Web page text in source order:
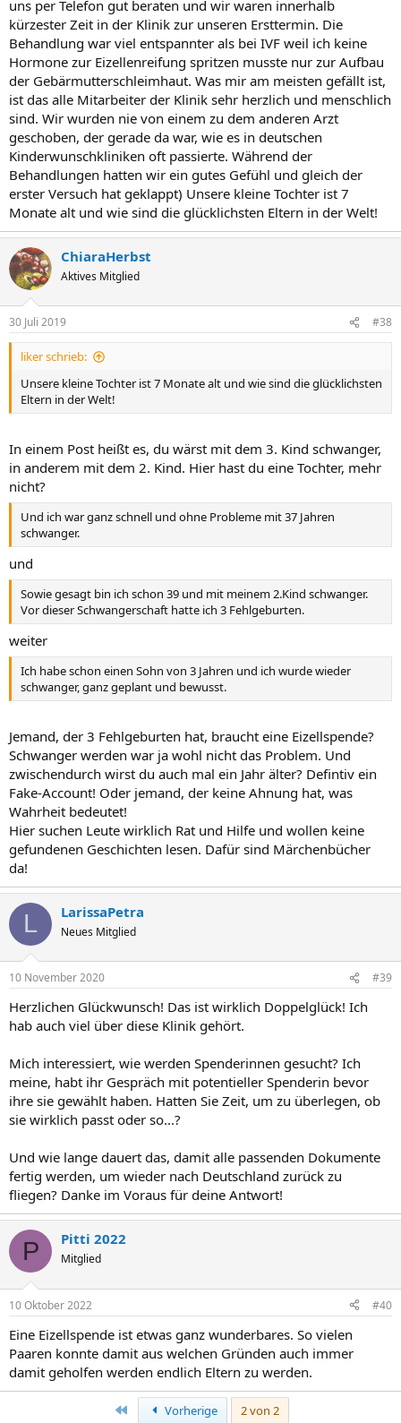
uns per Telefon gut beraten und wir waren innerhalb
kürzester Zeit in der Klinik zur unseren Ersttermin. Die
Behandlung war viel entspannter als bei IVF weil ich keine
Hormone zur Eizellenreifung spritzen musste nur zur Aufbau
der Gebärmutterschleimhaut. Was mir am meisten gefällt ist,
ist das alle Mitarbeiter der Klinik sehr herzlich und menschlich
sind. Wir wurden nie von einem zu dem anderen Arzt
geschoben, der gerade da war, wie es in deutschen
Kinderwunschkliniken oft passierte. Während der
Behandlungen hatten wir ein gutes Gefühl und gleich der
erster Versuch hat geklappt) Unsere kleine Tochter ist 7
Monate alt und wie sind die glücklichsten Eltern in der Welt!
ChiaraHerbst
Aktives Mitglied
30 Juli 2019 #38
liker schrieb:
Unsere kleine Tochter ist 7 Monate alt und wie sind die glücklichsten
Eltern in der Welt!
In einem Post heißt es, du wärst mit dem 3. Kind schwanger,
in anderem mit dem 2. Kind. Hier hast du eine Tochter, mehr
nicht?
Und ich war ganz schnell und ohne Probleme mit 37 Jahren
schwanger.
und
Sowie gesagt bin ich schon 39 und mit meinem 2.Kind schwanger.
Vor dieser Schwangerschaft hatte ich 3 Fehlgeburten.
weiter
Ich habe schon einen Sohn von 3 Jahren und ich wurde wieder
schwanger, ganz geplant und bewusst.
Jemand, der 3 Fehlgeburten hat, braucht eine Eizellspende?
Schwanger werden war ja wohl nicht das Problem. Und
zwischendurch wirst du auch mal ein Jahr älter? Defintiv ein
Fake-Account! Oder jemand, der keine Ahnung hat, was
Wahrheit bedeutet!
Hier suchen Leute wirklich Rat und Hilfe und wollen keine
gefundenen Geschichten lesen. Dafür sind Märchenbücher
da!
L LarissaPetra
Neues Mitglied
10 November 2020 #39
Herzlichen Glückwunsch! Das ist wirklich Doppelglück! Ich
hab auch viel über diese Klinik gehört.
Mich interessiert, wie werden Spenderinnen gesucht? Ich
meine, habt ihr Gespräch mit potentieller Spenderin bevor
ihre sie gewählt haben. Hatten Sie Zeit, um zu überlegen, ob
sie wirklich passt oder so...?
Und wie lange dauert das, damit alle passenden Dokumente
fertig werden, um wieder nach Deutschland zurück zu
fliegen? Danke im Voraus für deine Antwort!
P Pitti 2022
Mitglied
10 Oktober 2022 #40
Eine Eizellspende ist etwas ganz wunderbares. So vielen
Paaren konnte damit aus welchen Gründen auch immer
damit geholfen werden endlich Eltern zu werden.
Erste Vorherige 2 von 2